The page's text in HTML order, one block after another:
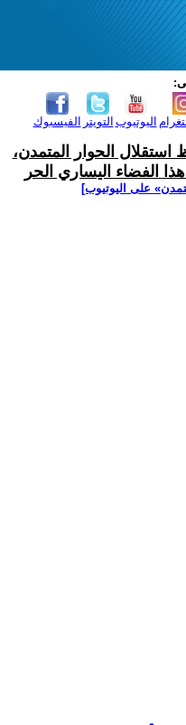
الفيسبوك التويتر اليوتيوب
استقلال الحوار المتمدن،
الفضاء اليساري الحر
على اليوتيوب]